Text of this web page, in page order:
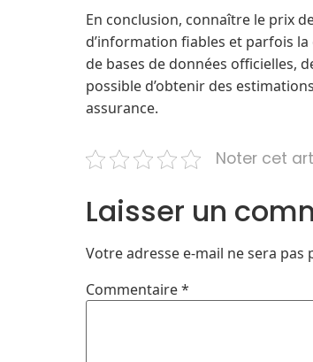
En conclusion, connaître le prix
d’information fiables et parfois
de bases de données officielles,
possible d’obtenir des
assurance.
Noter cet
Laisser un
Votre adresse e-mail ne sera pas
Commentaire*